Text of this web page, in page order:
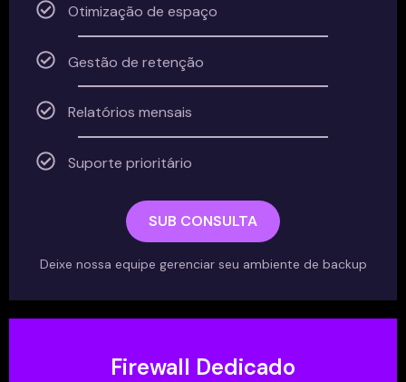
Otimização de espaço
Gestão de retenção
Relatórios mensais
Suporte prioritário
SUB CONSULTA
Deixe nossa equipe gerenciar seu ambiente de backup
Firewall Dedicado